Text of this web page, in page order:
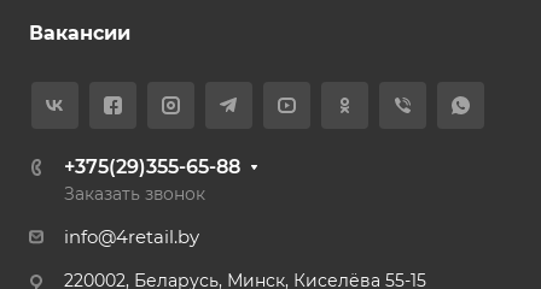
Вакансии
+375(29)355-65-88
Заказать звонок
info@4retail.by
220002, Беларусь, Минск, Киселёва 55-15